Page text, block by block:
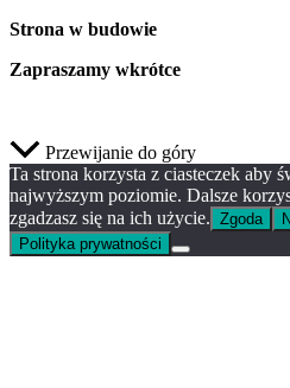
Strona w budowie
Zapraszamy wkrótce
Przewijanie do góry
Ta strona korzysta z ciasteczek aby
najwyższym poziomie. Dalsze
zgadzasz się na ich użycie. Zgoda
Polityka prywatności